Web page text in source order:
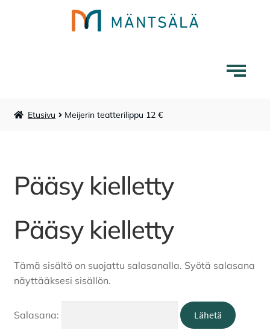
Siirry
Siirry
Mäntsälä-tuotteet
Museokauppa
Lounaskahvila Tarina
Karttakauppa
Tapahtumat
Etusivu Meijerin teatterilippu 12 €
Pääsy kielletty
Pääsy kielletty
Tämä sisältö on suojattu salasanalla. Syötä salasana
näyttääksesi sisällön.
Salasana: